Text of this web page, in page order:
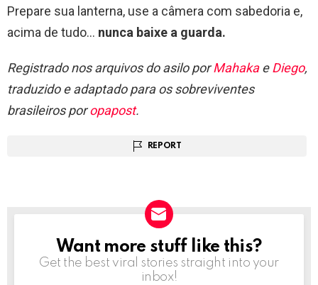
Prepare sua lanterna, use a câmera com sabedoria e,
acima de tudo… nunca baixe a guarda.
Registrado nos arquivos do asilo porMahakaeDiego,
traduzido e adaptado para os sobreviventes
brasileiros poropapost.
REPORT
NEWSLETTER
Want more stuff like this?
Get the best viral stories straight into your
inbox!